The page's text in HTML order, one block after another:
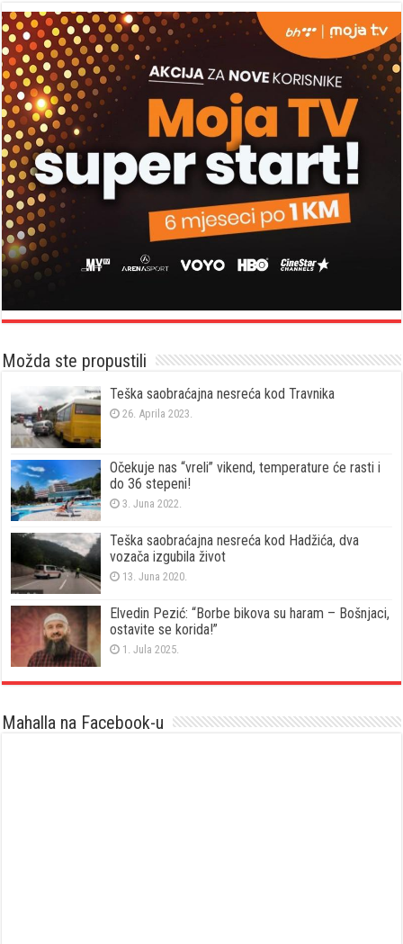
Možda ste propustili
Teška saobraćajna nesreća kod Travnika
26. Aprila 2023.
Očekuje nas “vreli” vikend, temperature će rasti i
do 36 stepeni!
3. Juna 2022.
Teška saobraćajna nesreća kod Hadžića, dva
vozača izgubila život
13. Juna 2020.
Elvedin Pezić: “Borbe bikova su haram – Bošnjaci,
ostavite se korida!”
1. Jula 2025.
Mahalla na Facebook-u